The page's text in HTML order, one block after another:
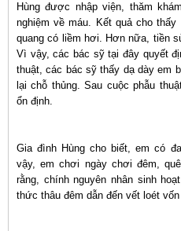
Hùng được nhập viện, thăm
nghiệm về máu. Kết quả cho
quang có liềm hơi. Hơn nữa, tiền
Vì vậy, các bác sỹ tại đây quyết
thuật, các bác sỹ thấy dạ dày em
lại chỗ thủng. Sau cuộc phẫu
ổn định.
Gia đình Hùng cho biết, em có
vậy, em chơi ngày chơi đêm,
rằng, chính nguyên nhân sinh
thức thâu đêm dẫn đến vết loét